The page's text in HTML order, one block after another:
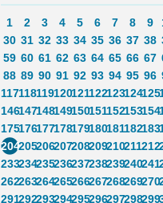
1 2 3 4 5 6 7 8 9
30 31 32 33 34 35 36 37 38
59 60 61 62 63 64 65 66 67
88 89 90 91 92 93 94 95 96
117118119120121122123124125
146147148149150151152153154
175176177178179180181182183
204205206207208209210211212
233234235236237238239240241
262263264265266267268269270
291292293294295296297298299